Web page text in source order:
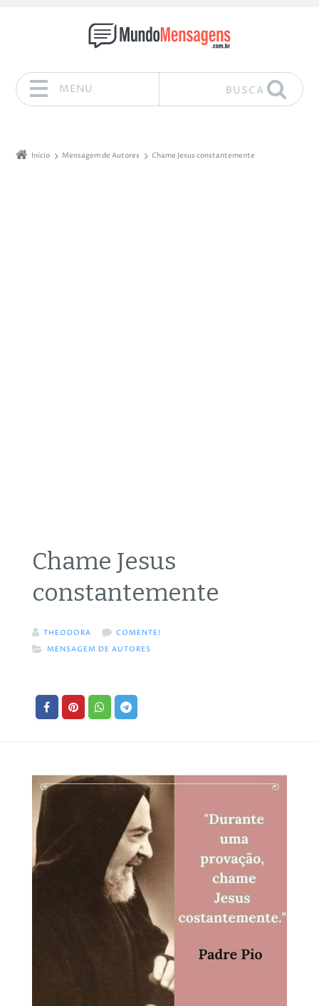
MENU BUSCA
Início Mensagem de Autores Chame Jesus constantemente
Chame Jesus
constantemente
THEODORA
COMENTE!
MENSAGEM DE AUTORES